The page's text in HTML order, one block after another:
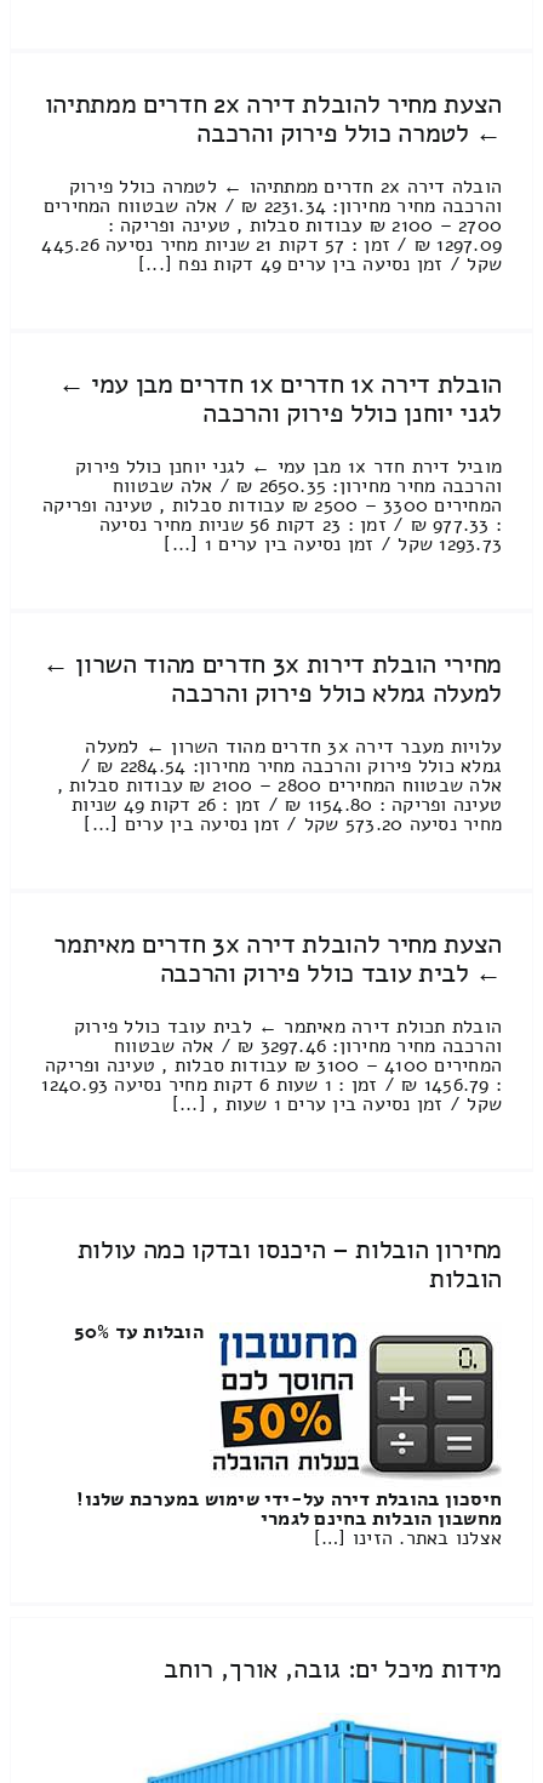
הצעת מחיר להובלת דירה 2x חדרים ממתתיהו
← לטמרה כולל פירוק והרכבה
הובלה דירה 2x חדרים ממתתיהו ← לטמרה כולל פירוק
והרכבה מחיר מחירון: 2231.34 ₪ / אלה שבטווח המחירים
2700 – 2100 ₪ עבודות סבלות , טעינה ופריקה :
1297.09 ₪ / זמן : 57 דקות 21 שניות מחיר נסיעה 445.26
שקל / זמן נסיעה בין ערים 49 דקות נפח [...]
הובלת דירה 1x חדרים 1x חדרים מבן עמי ←
לגני יוחנן כולל פירוק והרכבה
מוביל דירת חדר 1x מבן עמי ← לגני יוחנן כולל פירוק
והרכבה מחיר מחירון: 2650.35 ₪ / אלה שבטווח
המחירים 3300 – 2500 ₪ עבודות סבלות , טעינה ופריקה
: 977.33 ₪ / זמן : 23 דקות 56 שניות מחיר נסיעה
1293.73 שקל / זמן נסיעה בין ערים 1 [...]
מחירי הובלת דירות 3x חדרים מהוד השרון ←
למעלה גמלא כולל פירוק והרכבה
עלויות מעבר דירה 3x חדרים מהוד השרון ← למעלה
גמלא כולל פירוק והרכבה מחיר מחירון: 2284.54 ₪ /
אלה שבטווח המחירים 2800 – 2100 ₪ עבודות סבלות ,
טעינה ופריקה : 1154.80 ₪ / זמן : 26 דקות 49 שניות
מחיר נסיעה 573.20 שקל / זמן נסיעה בין ערים [...]
הצעת מחיר להובלת דירה 3x חדרים מאיתמר
← לבית עובד כולל פירוק והרכבה
הובלת תכולת דירה מאיתמר ← לבית עובד כולל פירוק
והרכבה מחיר מחירון: 3297.46 ₪ / אלה שבטווח
המחירים 4100 – 3100 ₪ עבודות סבלות , טעינה ופריקה
: 1456.79 ₪ / זמן : 1 שעות 6 דקות מחיר נסיעה 1240.93
שקל / זמן נסיעה בין ערים 1 שעות , [...]
מחירון הובלות – היכנסו ובדקו כמה עולות
הובלות
הובלות עד 50%
חיסכון בהובלת דירה על-ידי שימוש במערכת שלנו!
מחשבון הובלות בחינם לגמרי
אצלנו באתר. הזינו […]
מידות מיכל ים: גובה, אורך, רוחב